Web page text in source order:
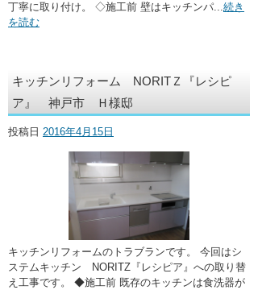
丁寧に取り付け。 ◇施工前 壁はキッチンパ...続き
を読む
キッチンリフォーム NORITＺ『レシピ
ア』 神戸市 Ｈ様邸
投稿日 2016年4月15日
キッチンリフォームのトラブランです。 今回はシ
ステムキッチン NORITZ『レシピア』への取り替
え工事です。 ◆施工前 既存のキッチンは食洗器が